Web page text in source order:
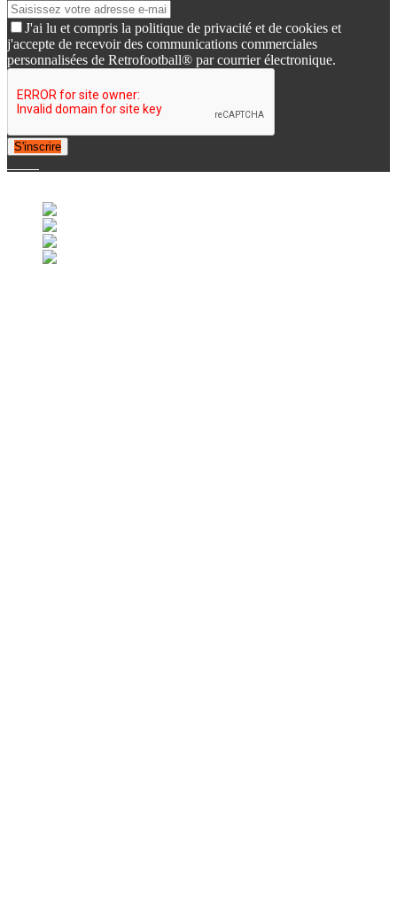
J'ai lu et compris la politique de privacité et de cookies et
j'accepte de recevoir des communications commerciales
personnalisées de Retrofootball® par courrier électronique.
S'inscrire